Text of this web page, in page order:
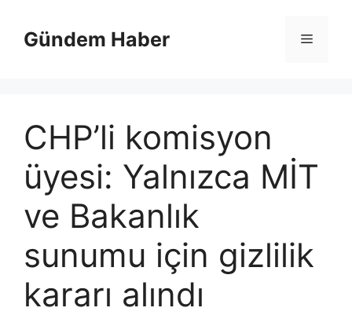
Gündem Haber Menü
CHP’li komisyon
üyesi: Yalnızca MİT
ve Bakanlık
sunumu için gizlilik
kararı alındı